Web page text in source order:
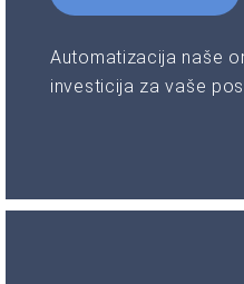
Automatizacija naše
investicija za vaše